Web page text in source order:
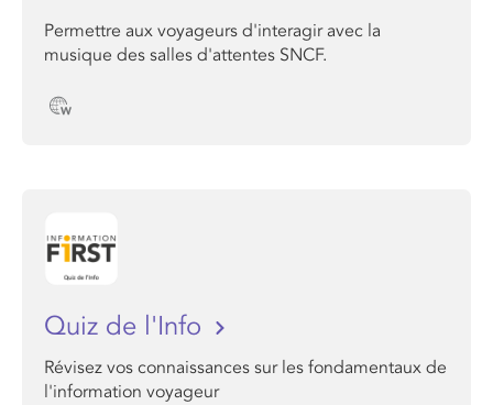
Permettre aux voyageurs d'interagir avec la
musique des salles d'attentes SNCF.
Quiz de l'Info
Révisez vos connaissances sur les fondamentaux de
l'information voyageur